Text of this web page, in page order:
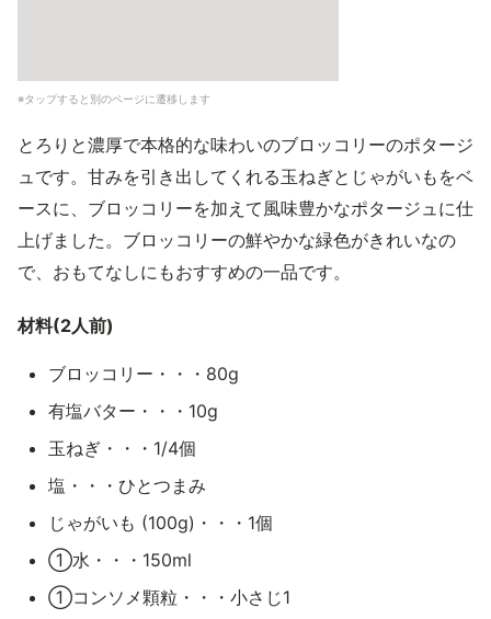
※タップすると別のページに遷移します
とろりと濃厚で本格的な味わいのブロッコリーのポタージ
ュです。甘みを引き出してくれる玉ねぎとじゃがいもをベ
ースに、ブロッコリーを加えて風味豊かなポタージュに仕
上げました。ブロッコリーの鮮やかな緑色がきれいなの
で、おもてなしにもおすすめの一品です。
材料(2人前)
ブロッコリー・・・80g
有塩バター・・・10g
玉ねぎ・・・1/4個
塩・・・ひとつまみ
じゃがいも (100g)・・・1個
①水・・・150ml
①コンソメ顆粒・・・小さじ1